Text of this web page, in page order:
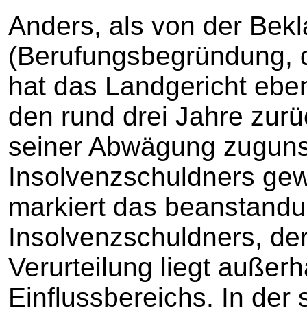
Anders, als von der
(Berufungsbegründung,
hat das Landgericht
den rund drei Jahre
seiner Abwägung
Insolvenzschuldners
markiert das
Insolvenzschuldners,
Verurteilung liegt
Einflussbereichs. In der